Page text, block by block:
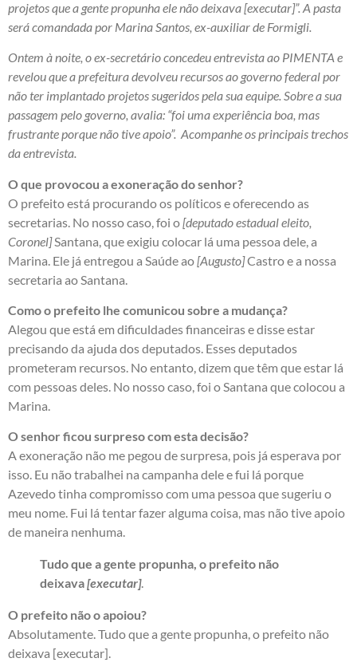
projetos que a gente propunha ele não deixava[executar]”. A pasta
será comandada por Marina Santos, ex-auxiliar de Formigli.
Ontem à noite, o ex-secretário concedeu entrevista ao PIMENTA e
revelou que a prefeitura devolveu recursos ao governo federal por
não ter implantado projetos sugeridos pela sua equipe. Sobre a sua
passagem pelo governo, avalia: “foi uma experiência boa, mas
frustrante porque não tive apoio”. Acompanhe os principais trechos
da entrevista.
O que provocou a exoneração do senhor?
O prefeito está procurando os políticos e oferecendo as
secretarias. No nosso caso, foi o [deputado estadual eleito,
Coronel]Santana, que exigiu colocar lá uma pessoa dele, a
Marina. Ele já entregou a Saúde ao [Augusto]Castro e a nossa
secretaria ao Santana.
Como o prefeito lhe comunicou sobre a mudança?
Alegou que está em dificuldades financeiras e disse estar
precisando da ajuda dos deputados. Esses deputados
prometeram recursos. No entanto, dizem que têm que estar lá
com pessoas deles. No nosso caso, foi o Santana que colocou a
Marina.
O senhor ficou surpreso com esta decisão?
A exoneração não me pegou de surpresa, pois já esperava por
isso. Eu não trabalhei na campanha dele e fui lá porque
Azevedo tinha compromisso com uma pessoa que sugeriu o
meu nome. Fui lá tentar fazer alguma coisa, mas não tive apoio
de maneira nenhuma.
Tudo que a gente propunha, o prefeito não
deixava[executar].
O prefeito não o apoiou?
Absolutamente. Tudo que a gente propunha, o prefeito não
deixava [executar].